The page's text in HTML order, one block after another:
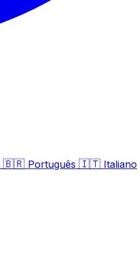
🇧🇷 Português 🇮🇹 Italiano